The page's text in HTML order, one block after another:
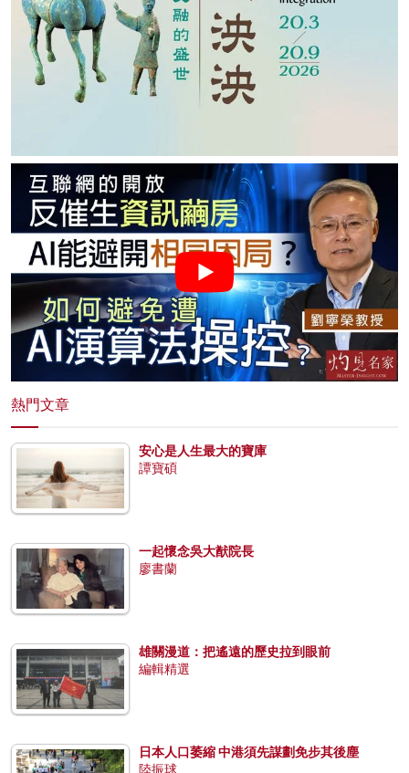
熱門文章
安心是人生最大的寶庫
譚寶碩
一起懷念吳大猷院長
廖書蘭
雄關漫道：把遙遠的歷史拉到眼前
編輯精選
日本人口萎縮 中港須先謀劃免步其後塵
陸振球